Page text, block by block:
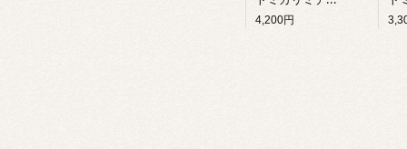
4,200円